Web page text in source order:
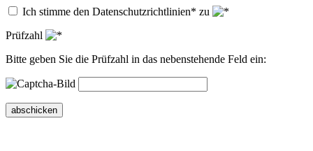
Ich stimme den Datenschutzrichtlinien* zu
Prüfzahl
Bitte geben Sie die Prüfzahl in das nebenstehende Feld ein:
abschicken